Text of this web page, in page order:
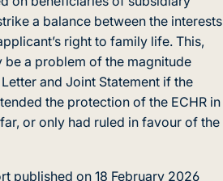
a balance between the interests
right to family life. This,
be a problem of the magnitude
and Joint Statement if the
the protection of the ECHR in
or only had ruled in favour of the
published on 18 February 2026